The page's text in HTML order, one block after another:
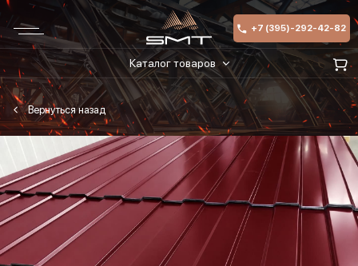
+7 (395)-292-42-82
Каталог товаров